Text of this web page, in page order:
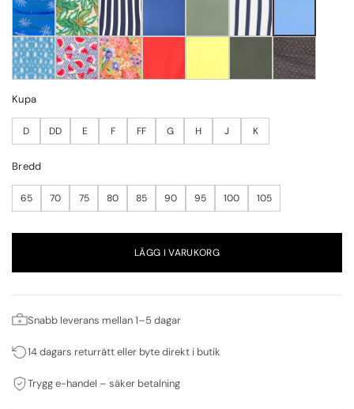
Kupa
D DD E F FF G H J K
Bredd
65 70 75 80 85 90 95 100 105
LÄGG I VARUKORG
Snabb leverans mellan 1–5 dagar
14 dagars returrätt eller byte direkt i butik
Trygg e-handel – säker betalning